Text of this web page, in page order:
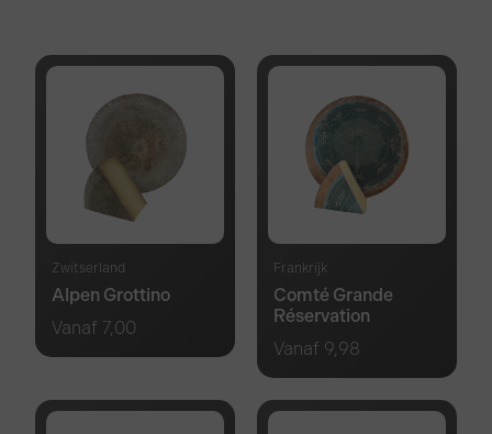
Zwitserland
Alpen Grottino
Vanaf 7,00
Frankrijk
Comté Grande
Réservation
Vanaf 9,98